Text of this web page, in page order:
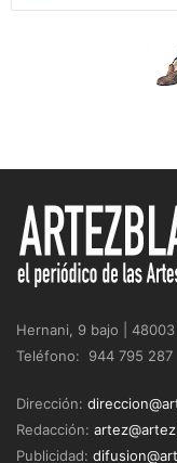
Hernani, 9 bajo | 48003
Teléfono: 944 795 287
Dirección:
Redacción:
Publicidad: